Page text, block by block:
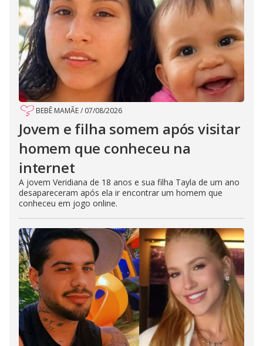
BEBÊ MAMÃE/ 07/08/2026
Jovem e filha somem após visitar
homem que conheceu na
internet
A jovem Veridiana de 18 anos e sua filha Tayla de um ano
desapareceram após ela ir encontrar um homem que
conheceu em jogo online.